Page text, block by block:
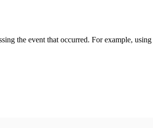
the event that occurred. For example, using